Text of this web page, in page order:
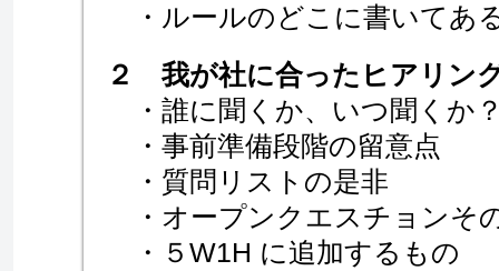
・ルールのどこに書いて
２ 我が社に合ったヒアリン
・誰に聞くか、いつ聞くか
・事前準備段階の留意点
・質問リストの是非
・オープンクエスチョンそ
・５W1H に追加するもの